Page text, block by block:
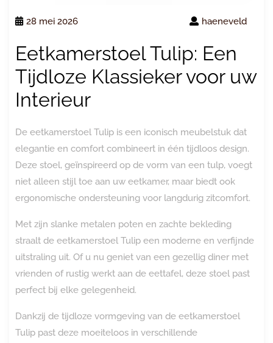
28 mei 2026 haeneveld
Eetkamerstoel Tulip: Een
Tijdloze Klassieker voor uw
Interieur
De eetkamerstoel Tulip is een iconisch meubelstuk dat
elegantie en comfort combineert in één tijdloos design.
Deze stoel, geïnspireerd op de vorm van een tulp, voegt
niet alleen stijl toe aan uw eetkamer, maar biedt ook
ergonomische ondersteuning voor langdurig zitcomfort.
Met zijn slanke metalen poten en zachte bekleding
straalt de eetkamerstoel Tulip een moderne en verfijnde
uitstraling uit. Of u nu geniet van een gezellig diner met
vrienden of rustig werkt aan de eettafel, deze stoel past
perfect bij elke gelegenheid.
Dankzij de tijdloze vormgeving van de eetkamerstoel
Tulip past deze moeiteloos in verschillende